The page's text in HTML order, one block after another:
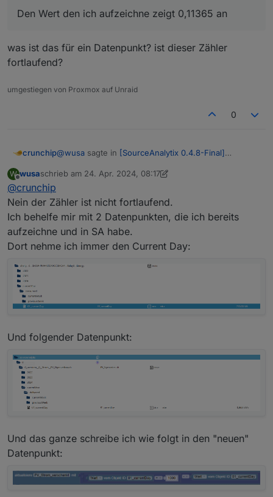
Ich habe dann den Wert kwh aus der Aufzeichnung raus
genommen und neu gesetzt.
Den Wert den ich aufzeichne zeigt 0,11365 an. SA zeigt
allerdings -0,005 an.
ändern?
Den Wert den ich aufzeichne zeigt 0,11365 an
was ist das für ein Datenpunkt? ist dieser Zähler
fortlaufend?
umgestiegen von Proxmox auf Unraid
0
crunchip@wusa sagte in [SourceAnalytix 0.4.8-Final]
was ist das für ein Datenpunkt? ist dieser Zähler
fortlaufend?
W wusaschrieb am 24. Apr. 2024, 08:17
zuletzt editiert von wusa
@crunchip
Nein der Zähler ist nicht fortlaufend.
Ich behelfe mir mit 2 Datenpunkten, die ich bereits
aufzeichne und in SA habe.
Dort nehme ich immer den Current Day:
Und folgender Datenpunkt:
Und das ganze schreibe ich wie folgt in den "neuen"
Datenpunkt: